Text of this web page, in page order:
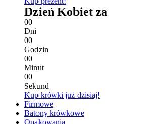
Dzień Kobiet za
00
Dni
00
Godzin
00
Minut
00
Sekund
Kup krówki już dzisiaj!
Firmowe
Batony krówkowe
Opakowania